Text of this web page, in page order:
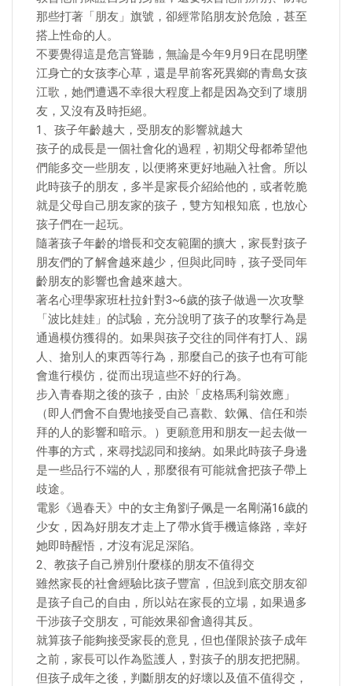
那些打著「朋友」旗號，卻經常陷朋友於危險，甚至
搭上性命的人。
不要覺得這是危言聳聽，無論是今年9月9日在昆明墜
江身亡的女孩李心草，還是早前客死異鄉的青島女孩
江歌，她們遭遇不幸很大程度上都是因為交到了壞朋
友，又沒有及時拒絕。
1、孩子年齡越大，受朋友的影響就越大
孩子的成長是一個社會化的過程，初期父母都希望他
們能多交一些朋友，以便將來更好地融入社會。所以
此時孩子的朋友，多半是家長介紹給他的，或者乾脆
就是父母自己朋友家的孩子，雙方知根知底，也放心
孩子們在一起玩。
隨著孩子年齡的增長和交友範圍的擴大，家長對孩子
朋友們的了解會越來越少，但與此同時，孩子受同年
齡朋友的影響也會越來越大。
著名心理學家班杜拉針對3~6歲的孩子做過一次攻擊
「波比娃娃」的試驗，充分說明了孩子的攻擊行為是
通過模仿獲得的。如果與孩子交往的同伴有打人、踢
人、搶別人的東西等行為，那麼自己的孩子也有可能
會進行模仿，從而出現這些不好的行為。
步入青春期之後的孩子，由於「皮格馬利翁效應」
（即人們會不自覺地接受自己喜歡、欽佩、信任和崇
拜的人的影響和暗示。）更願意用和朋友一起去做一
件事的方式，來尋找認同和接納。如果此時孩子身邊
是一些品行不端的人，那麼很有可能就會把孩子帶上
歧途。
電影《過春天》中的女主角劉子佩是一名剛滿16歲的
少女，因為好朋友才走上了帶水貨手機這條路，幸好
她即時醒悟，才沒有泥足深陷。
2、教孩子自己辨別什麼樣的朋友不值得交
雖然家長的社會經驗比孩子豐富，但說到底交朋友卻
是孩子自己的自由，所以站在家長的立場，如果過多
干涉孩子交朋友，可能效果卻會適得其反。
就算孩子能夠接受家長的意見，但也僅限於孩子成年
之前，家長可以作為監護人，對孩子的朋友把把關。
但孩子成年之後，判斷朋友的好壞以及值不值得交，